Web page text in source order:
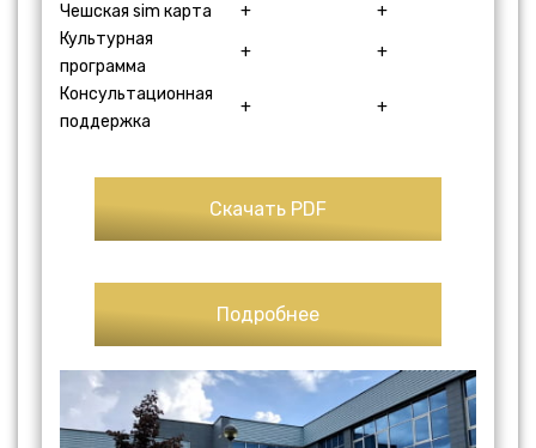
Чешская sim карта
+
+
Культурная
программа
+ +
Консультационная
поддержка
+ +
Скачать PDF
Подробнее